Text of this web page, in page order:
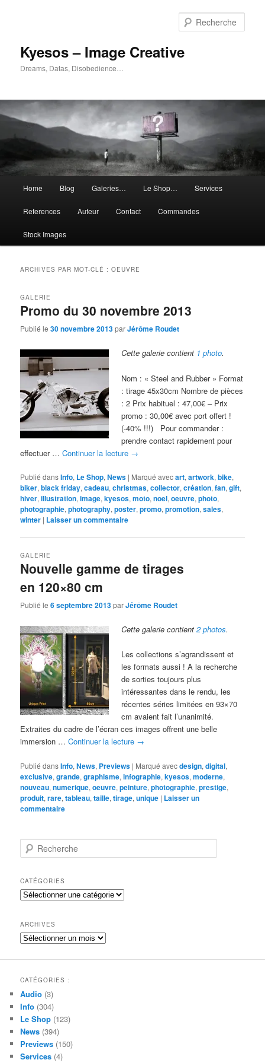
Kyesos – Image Creative
Dreams, Datas, Disobedience…
principal
Home Blog Galeries… Le Shop… Services
References Auteur Contact Commandes
Stock Images
ARCHIVES PAR MOT-CLÉ :OEUVRE
Promo du 30 novembre 2013
GALERIE
Publié le30 novembre 2013parJérôme Roudet
Cette galerie contient 1 photo.
Nom : « Steel and Rubber » Format
: tirage 45x30cm Nombre de pièces
: 2 Prix habituel : 47,00€ – Prix
promo : 30,00€ avec port offert !
(-40% !!!) Pour commander :
prendre contact rapidement pour
effectuer …Continuer la lecture →
Publié dansInfo, Le Shop,News | Marqué avecart,artwork,bike,
biker,black friday,cadeau,christmas,collector,création,fan,gift,
hiver,illustration,image,kyesos,moto,noel,oeuvre,photo,
photographie,photography,poster,promo,promotion,sales,
winter | Laisser un commentaire
Nouvelle gamme de tirages
en 120×80 cm
GALERIE
Publié le6 septembre 2013parJérôme Roudet
Cette galerie contient2 photos.
Les collections s’agrandissent et
les formats aussi ! A la recherche
de sorties toujours plus
intéressantes dans le rendu, les
récentes séries limitées en 93×70
cm avaient fait l’unanimité.
Extraites du cadre de l’écran ces images offrent une belle
immersion …Continuer la lecture →
Publié dansInfo,News, Previews | Marqué avecdesign,digital,
exclusive,grande,graphisme,infographie,kyesos,moderne,
nouveau,numerique,oeuvre,peinture,photographie,prestige,
produit,rare,tableau,taille,tirage,unique | Laisser un
commentaire
e
h
e
r
h
e
CATÉGORIES
Catégories
ARCHIVES
Archives
CATÉGORIES :
Audio (3)
Info (304)
Le Shop (123)
News (394)
Previews (150)
Services (4)